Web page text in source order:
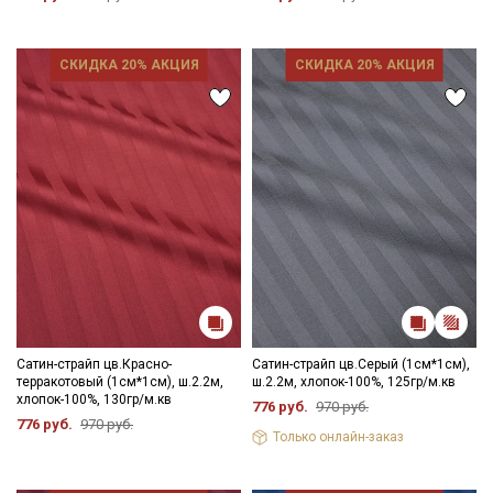
СКИДКА 20% АКЦИЯ
Сатин-страйп цв.Красно-
терракотовый (1см*1см), ш.2.2м,
хлопок-100%, 130гр/м.кв
776 руб. 970 руб.
СКИДКА 20% АКЦИЯ
Сатин-страйп цв.Серый (1см*1см),
ш.2.2м, хлопок-100%, 125гр/м.кв
776 руб. 970 руб.
Только онлайн-заказ